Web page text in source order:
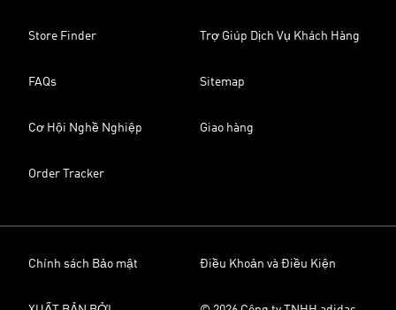
Store Finder Trợ Giúp Dịch Vụ Khách Hàng
FAQs Sitemap
Cơ Hội Nghề Nghiệp Giao hàng
Order Tracker
Chính sách Bảo mật Điều Khoản và Điều Kiện